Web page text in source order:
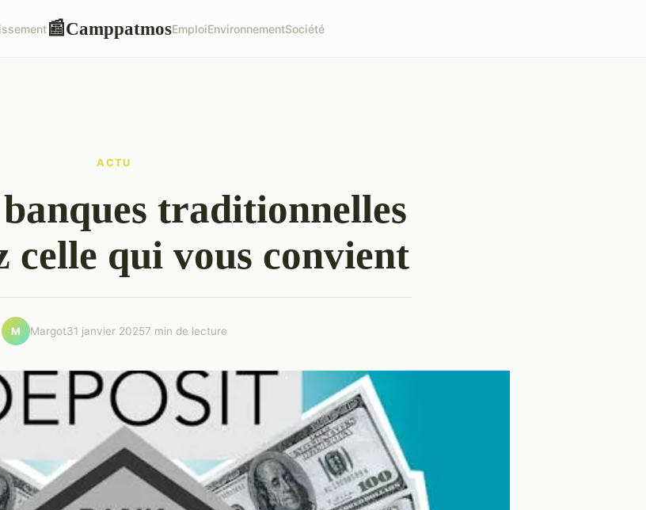
📰CamppatmosEmploiEnvironnementSociété
ACTU
traditionnelles
celle qui vous convient
M Margot31 janvier 20257 min de lecture